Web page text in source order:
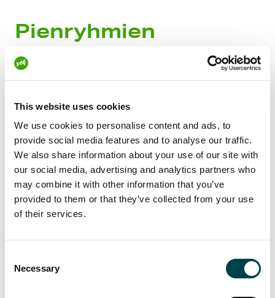
This website uses cookies
We use cookies to personalise content and ads, to
provide social media features and to analyse our traffic.
We also share information about your use of our site with
our social media, advertising and analytics partners who
may combine it with other information that you’ve
provided to them or that they’ve collected from your use
of their services.
Selection
Necessary
Pienryhmien
aikataulut
myöhemmin, voit merkata ajankohdat kalenteriisi
jo nyt! Pienryhmiä järjestetään yhteensä kolme
kunkin webinaarin jälkeen. Ilmoittaudu vain
yhteen pienryhmään/aihe. Jokaiseen
pienryhmään mahtuu kymmenen osallistujaa.
Osaamisen tunnistaminen ja